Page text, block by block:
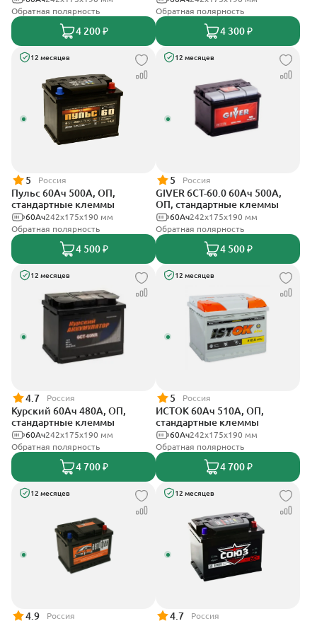
Обратная полярность
4 200 ₽
Обратная полярность
4 300 ₽
12 месяцев
5 Россия
Пульс 60Ач 500А, ОП,
стандартные клеммы
242x175x190 мм
60Ач
Обратная полярность
4 500 ₽
12 месяцев
5 Россия
GIVER 6СТ-60.0 60Ач 500А,
ОП, стандартные клеммы
242х175х190 мм
60Ач
Обратная полярность
4 500 ₽
12 месяцев
4.7 Россия
Курский 60Ач 480А, ОП,
стандартные клеммы
242x175x190 мм
60Ач
Обратная полярность
4 700 ₽
12 месяцев
5 Россия
ИСТОК 60Ач 510А, ОП,
стандартные клеммы
242x175x190 мм
60Ач
Обратная полярность
4 700 ₽
12 месяцев
4.9 Россия
12 месяцев
4.7 Россия